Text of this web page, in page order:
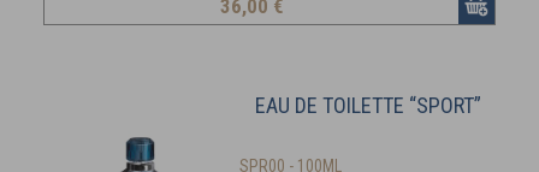
36,00 €
EAU DE TOILETTE “SPORT”
SPR00 - 100ML